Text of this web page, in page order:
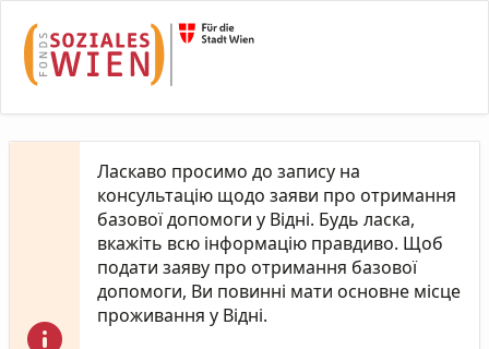
Ласкаво просимо до запису на
консультацію щодо заяви про отримання
базової допомоги у Відні. Будь ласка,
вкажіть всю інформацію правдиво. Щоб
подати заяву про отримання базової
допомоги, Ви повинні мати основне місце
проживання у Відні.